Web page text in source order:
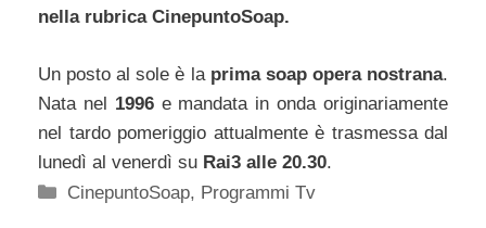
nella rubrica CinepuntoSoap.
Un posto al sole è la prima soap opera nostrana.
Nata nel 1996e mandata in onda originariamente
nel tardo pomeriggio attualmente è trasmessa dal
lunedì al venerdì su Rai3 alle 20.30.
Categorie
CinepuntoSoap, Programmi Tv